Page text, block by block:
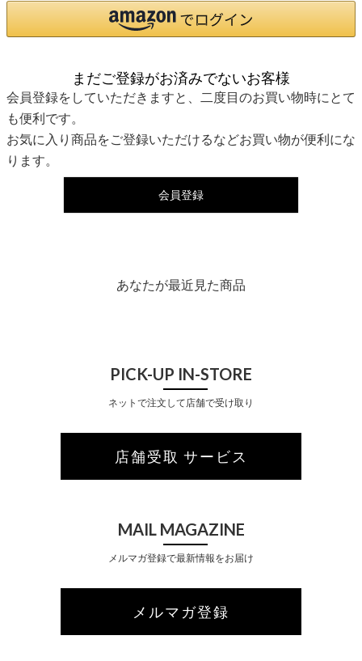
まだご登録がお済みでないお客様
会員登録をしていただきますと、二度目のお買い物時にとて
も便利です。
お気に入り商品をご登録いただけるなどお買い物が便利にな
ります。
会員登録
あなたが最近見た商品
PICK-UP IN-STORE
ネットで注文して店舗で受け取り
店舗受取 サービス
MAIL MAGAZINE
メルマガ登録で最新情報をお届け
メルマガ登録